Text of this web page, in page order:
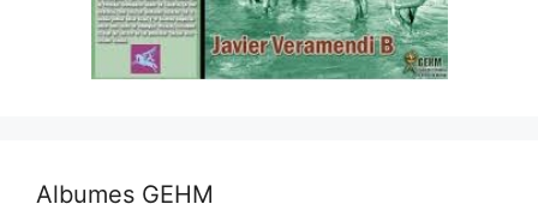
Albumes GEHM